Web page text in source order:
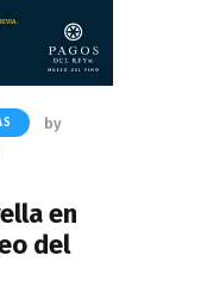
by
en
del